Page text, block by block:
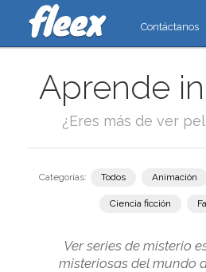
Contáctanos
Aprende
¿Eres más de ver
Categorías: Todos Animación
Ciencia ficción
Ver series de misterio
misteriosas del mundo